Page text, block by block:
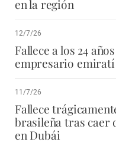
en la región
12/7/26
Fallece a los 24
empresario emiratí
11/7/26
Fallece
brasileña tras caer
en Dubái